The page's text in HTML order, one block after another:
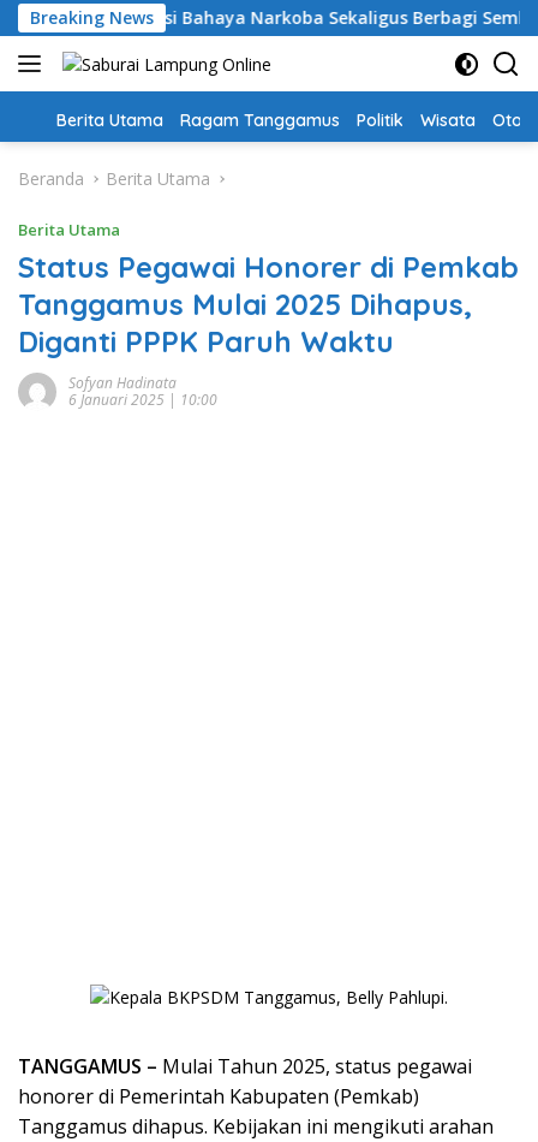
Langsung
ke
konten
Breaking News
Edukasi Bahaya Narkoba Sekaligus Berbagi Sembako
Home
Berita Utama Ragam Tanggamus Politik Wisata Oto
Beranda Berita Utama
Berita Utama
Status Pegawai Honorer di Pemkab
Tanggamus Mulai 2025 Dihapus,
Diganti PPPK Paruh Waktu
Sofyan Hadinata
6 Januari 2025 | 10:00
TANGGAMUS – Mulai Tahun 2025, status pegawai
honorer di Pemerintah Kabupaten (Pemkab)
Tanggamus dihapus. Kebijakan ini mengikuti arahan